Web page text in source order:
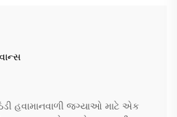
હવામાનવાળી જગ્યાઓ માટે એક